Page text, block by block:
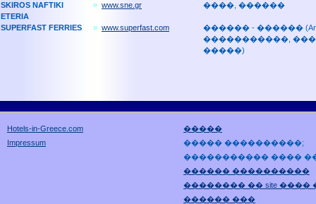
SKIROS NAFTIKI
ETERIA
» www.sne.gr ����, ������
SUPERFAST FERRIES » www.superfast.com
������ - ������
�����������,
�����)
Hotels-in-Greece.com
Impressum
�����
����� ����������;
����������� ����
������ ����������
�������� �� site ����
������ ���